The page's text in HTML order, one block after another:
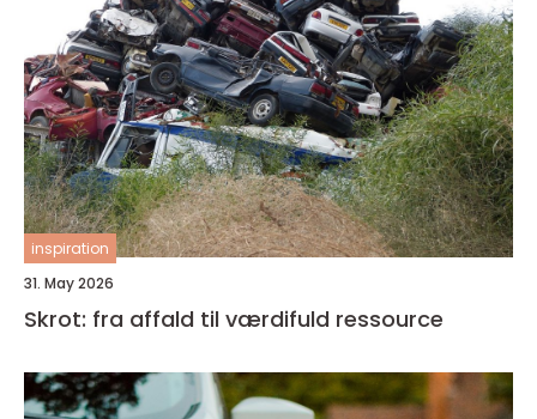
inspiration
31. May 2026
Skrot: fra affald til værdifuld ressource